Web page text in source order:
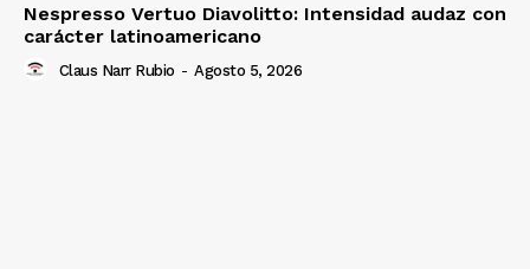
Nespresso Vertuo Diavolitto: Intensidad audaz con
carácter latinoamericano
Claus Narr Rubio - Agosto 5, 2026